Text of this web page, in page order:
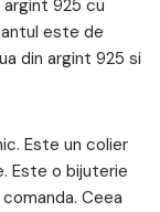
925 cu
este de
din argint 925 si
Este un colier
Este o bijuterie
Ceea